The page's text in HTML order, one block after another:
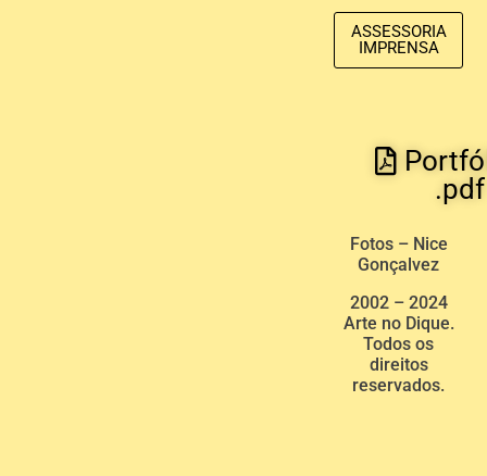
ASSESSORIA
IMPRENSA
.pdf
Fotos – Nice
Gonçalvez
2002 – 2024
Arte no Dique.
Todos os
direitos
reservados.